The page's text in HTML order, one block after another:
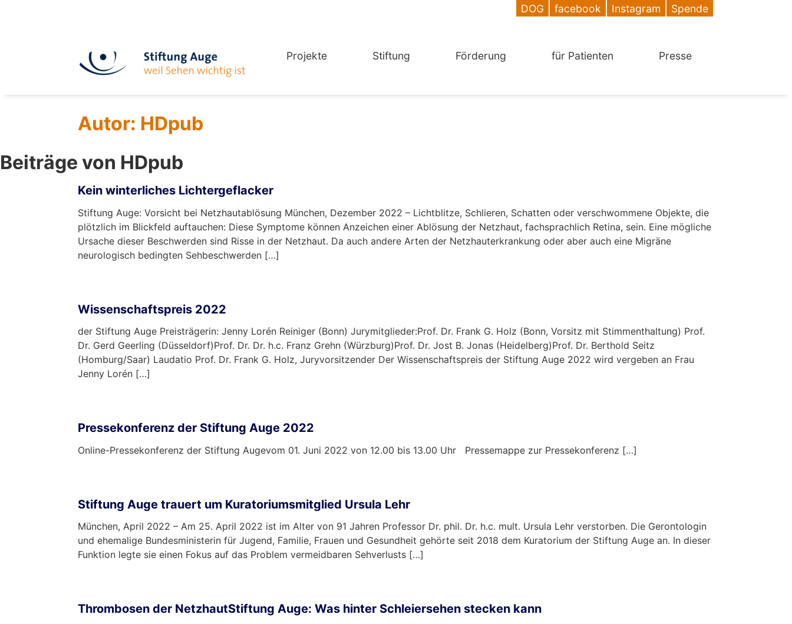
DOG facebook Instagram Spende
Projekte Stiftung Förderung für Patienten Presse
Autor: HDpub
Beiträge von HDpub
Kein winterliches Lichtergeflacker
Stiftung Auge: Vorsicht bei Netzhautablösung München, Dezember 2022 – Lichtblitze, Schlieren, Schatten oder verschwommene Objekte, die
plötzlich im Blickfeld auftauchen: Diese Symptome können Anzeichen einer Ablösung der Netzhaut, fachsprachlich Retina, sein. Eine mögliche
Ursache dieser Beschwerden sind Risse in der Netzhaut. Da auch andere Arten der Netzhauterkrankung oder aber auch eine Migräne
neurologisch bedingten Sehbeschwerden […]
Wissenschaftspreis 2022
der Stiftung Auge Preisträgerin: Jenny Lorén Reiniger (Bonn) Jurymitglieder:Prof. Dr. Frank G. Holz (Bonn, Vorsitz mit Stimmenthaltung) Prof.
Dr. Gerd Geerling (Düsseldorf)Prof. Dr. Dr. h.c. Franz Grehn (Würzburg)Prof. Dr. Jost B. Jonas (Heidelberg)Prof. Dr. Berthold Seitz
(Homburg/Saar) Laudatio Prof. Dr. Frank G. Holz, Juryvorsitzender Der Wissenschaftspreis der Stiftung Auge 2022 wird vergeben an Frau
Jenny Lorén […]
Pressekonferenz der Stiftung Auge 2022
Online-Pressekonferenz der Stiftung Augevom 01. Juni 2022 von 12.00 bis 13.00 Uhr Pressemappe zur Pressekonferenz […]
Stiftung Auge trauert um Kuratoriumsmitglied Ursula Lehr
München, April 2022 – Am 25. April 2022 ist im Alter von 91 Jahren Professor Dr. phil. Dr. h.c. mult. Ursula Lehr verstorben. Die Gerontologin
und ehemalige Bundesministerin für Jugend, Familie, Frauen und Gesundheit gehörte seit 2018 dem Kuratorium der Stiftung Auge an. In dieser
Funktion legte sie einen Fokus auf das Problem vermeidbaren Sehverlusts […]
Thrombosen der NetzhautStiftung Auge: Was hinter Schleiersehen stecken kann